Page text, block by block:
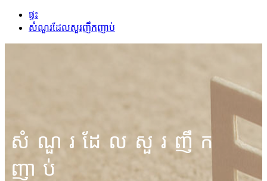
ផ្ទះ
សំណួរដែលសួរញឹកញាប់
សំណួរដែលសួរញឹក
ញាប់